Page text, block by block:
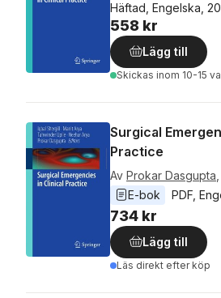
Häftad, Engelska,
558 kr
Lägg till
Skickas inom 10-15
Surgical
Practice
Av Prokar Dasgupta
E-bok
PDF
734 kr
Lägg till
Läs direkt efter köp